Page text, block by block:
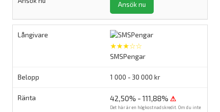
Ansök nu
★★★☆☆
SMSPengar
1 000 - 30 000 kr
42,50% - 111,88% ⚠
Det här är en högkostnadskredit. Om du inte